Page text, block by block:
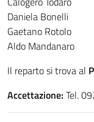
Daniela Bonelli
Gaetano Rotolo
Aldo Mandanaro
Il reparto si trova al
Accettazione: Tel.